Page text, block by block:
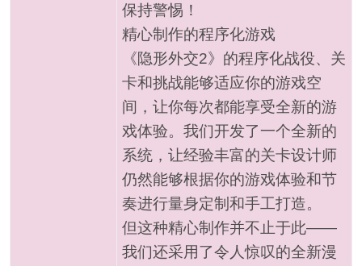
保持警惕！
精心制作的程序化游戏
《隐形外交2》的程序化战役、关
卡和挑战能够适应你的游戏空
间，让你每次都能享受全新的游
戏体验。我们开发了一个全新的
系统，让经验丰富的关卡设计师
仍然能够根据你的游戏体验和节
奏进行量身定制和手工打造。
但这种精心制作并不止于此——
我们还采用了令人惊叹的全新漫